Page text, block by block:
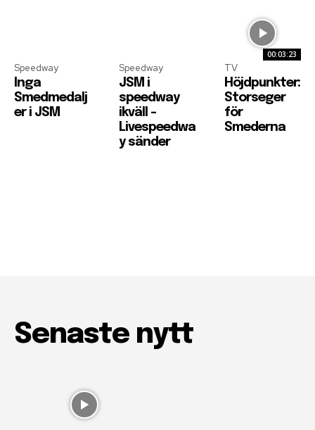
Speedway
Inga
Smedmedalj
er i JSM
Speedway
JSM i
speedway
ikväll –
Livespeedwa
y sänder
00:03:23
TV
Höjdpunkter:
Storseger
för
Smederna
Senaste nytt